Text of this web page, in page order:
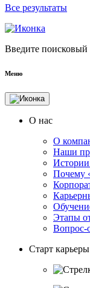
Все результаты
Введите поисковый
Меню
О нас
О
Наши
Истории
Этапы
Вопрос-
Старт карьеры